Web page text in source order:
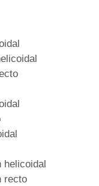
helicoidal
recto